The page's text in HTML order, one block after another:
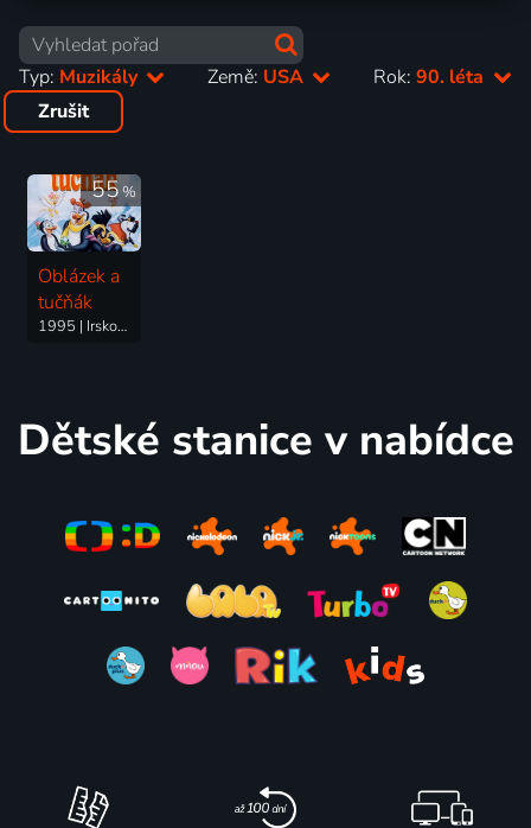
Typ: Muzikály Země: USA Rok:90. léta
Zrušit
55%
Oblázek a
tučňák
1995 | Irsko, USA | Animovaný, Dobrodružný, Komedie, Muzikály, Rodinný
Dětské stanice v nabídce